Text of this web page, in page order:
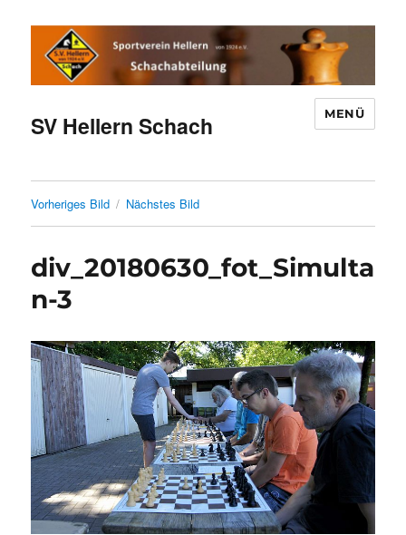
SV Hellern Schach MENÜ
Vorheriges Bild Nächstes Bild
div_20180630_fot_Simulta
n-3